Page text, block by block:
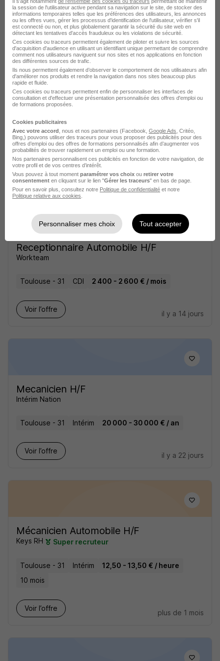
Voir l’offre
il y a 28 jours
Technicien Diagnostic Automobile 31
H/F
Toulouse - 31 CDI
Voir l’offre
il y a 19 jours
Receptionnaire Automobile H/F
Workteam
Toulouse - 31 CDI 2 400 - 2 600 € / mois
Voir l’offre
il y a 14 jours
Mecanicien H/F
Intérim Nation
Toulouse - 31 Intérim 20 000 - 30 000 € / an
Voir l’offre
il y a 22 jours
Mécanicien Automobile H/F
Keys RH Super recruteur
Toulouse - 31 Intérim
12,50 - 13,50 € / heure
10 mois
Voir l’offre
plus de 1 mois
la session de l'utilisateur active pendant sa navigation sur le site, de stocker des
informations temporaires telles que les préférences des utilisateurs, les annonces
ou les offres vues, gérer les processus d'identification de l'utilisateur, vérifier s'il
est connecté ou non, et plus globalement garantir la sécurité du site web en
détectant les tentatives d'accès frauduleux ou les violations de sécurité.
Ces cookies ou traceurs permettent également de piloter et suivre les sources
d'acquisition d'audience en utilisant un identifiant unique permettant de comprendre
comment nos utilisateurs naviguent sur nos sites et nos applications en fonction
des différentes sources de trafic.
Ils nous permettent également d’observer le comportement de nos utilisateurs afin
d'améliorer nos produits et rendre la navigation dans nos sites beaucoup plus
rapide et fluide.
Ces cookies ou traceurs permettent enfin de personnaliser les interfaces de
consultation et d'effectuer une présentation personnalisée des offres d'emploi ou
de formations proposées.
Cookies publicitaires
Avec votre accord , nous et nos partenaires (Facebook, Google Ads , Critéo,
Bing,) pouvons utiliser des traceurs pour vous proposer des publicités pour des
offres d’emploi ou des offres de formations personnalisés afin d’augmenter vos
probabilités de trouver rapidement un emploi ou une formation.
Nos partenaires personnalisent ces publicités en fonction de votre navigation, de
votre profil et de vos centres d’intérêt.
Vous pouvez à tout moment paramétrer vos choix ou retirer votre
consentement en cliquant sur le lien "Gérer les traceurs" en bas de page.
Pour en savoir plus, consultez notre Politique de confidentialité et notre
Politique relative aux cookies
Personnaliser mes choix Tout accepter